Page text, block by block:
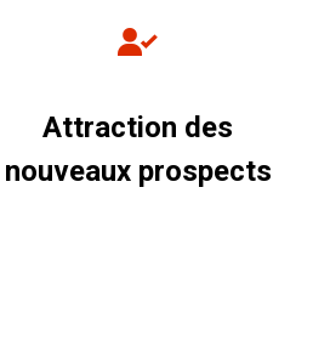
Attraction des
nouveaux prospects